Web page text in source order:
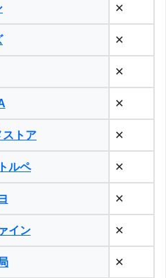
✕
✕
✕
✕
ストア ✕
ルペ ✕
✕
イン ✕
✕